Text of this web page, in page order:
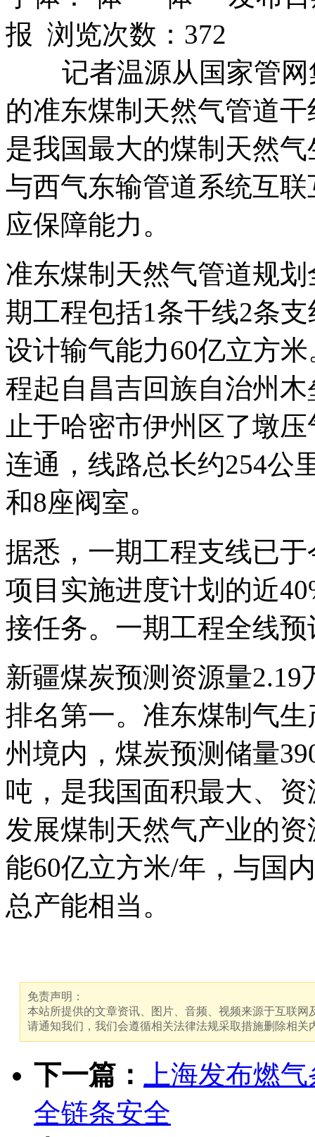
报 浏览次数： 372
记者温源从国家管网
的准东煤制天然气管道
是我国最大的煤制天然
与西气东输管道系统互
应保障能力。
准东煤制天然气管道规
期工程包括1条干线2条
设计输气能力60亿立方
程起自昌吉回族自治州
止于哈密市伊州区了墩
连通，线路总长约254公
和8座阀室。
据悉，一期工程支线已
项目实施进度计划的近
接任务。一期工程全线
新疆煤炭预测资源量2.19
排名第一。准东煤制气
州境内，煤炭预测储量
吨，是我国面积最大、
发展煤制天然气产业的
能60亿立方米/年，与国
总产能相当。
免责声明：
本站所提供的文章资讯、图片、音频、视频来源于互联
请通知我们，我们会遵循相关法律法规采取措施删除相关
下一篇：
上海发布燃
全链条安全